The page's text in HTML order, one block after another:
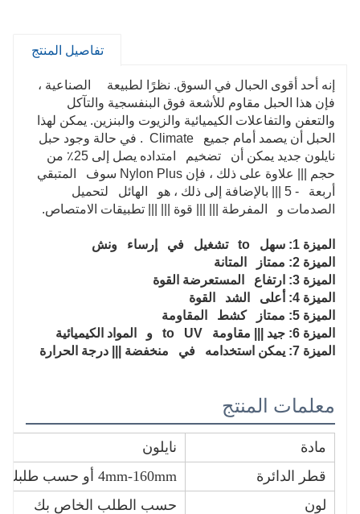
تفاصيل المنتج
إنه أحد أقوى الحبال في السوق. نظرًا لطبيعة الصناعية ،
فإن هذا الحبل مقاوم للأشعة فوق البنفسجية والتآكل
والتعفن والتفاعلات الكيميائية والزيوت والبنزين. يمكن لهذا
الحبل أن يصمد أمام جميع Climate . في حالة وجود حبل
نايلون جديد يمكن أن تضخيم امتداده يصل إلى 25٪ من
حجم ||| علاوة على ذلك ، فإن Nylon Plus سوف المتبقي
أربعة - 5 ||| بالإضافة إلى ذلك ، هو الهائل لتحميل
الصدمات و المفرطة ||| ||| قوة ||| ||| تطبيقات الامتصاص.
الميزة 1: سهل to تشغيل في إرساء ونش
الميزة 2: ممتاز المتانة
الميزة 3: ارتفاع المستعرضة القوة
الميزة 4: أعلى الشد القوة
الميزة 5: ممتاز كشط المقاومة
الميزة 6: جيد ||| مقاومة to UV و المواد الكيميائية
الميزة 7: يمكن استخدامه في منخفضة ||| درجة الحرارة
معلمات المنتج
مادة
نايلون
قطر الدائرة
4mm-160mm أو حسب طلبك
لون
حسب الطلب الخاص بك